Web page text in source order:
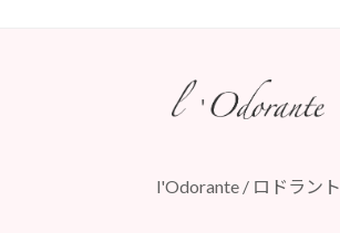
l'Odorante / ロドラント